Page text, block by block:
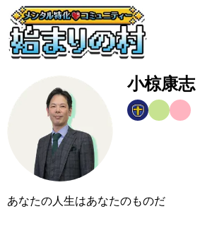
小椋康志
あなたの人生はあなたのものだ